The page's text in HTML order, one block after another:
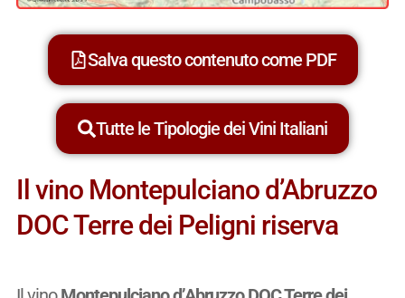
Salva questo contenuto come PDF
Tutte le Tipologie dei Vini Italiani
Il vino Montepulciano d’Abruzzo
DOC Terre dei Peligni riserva